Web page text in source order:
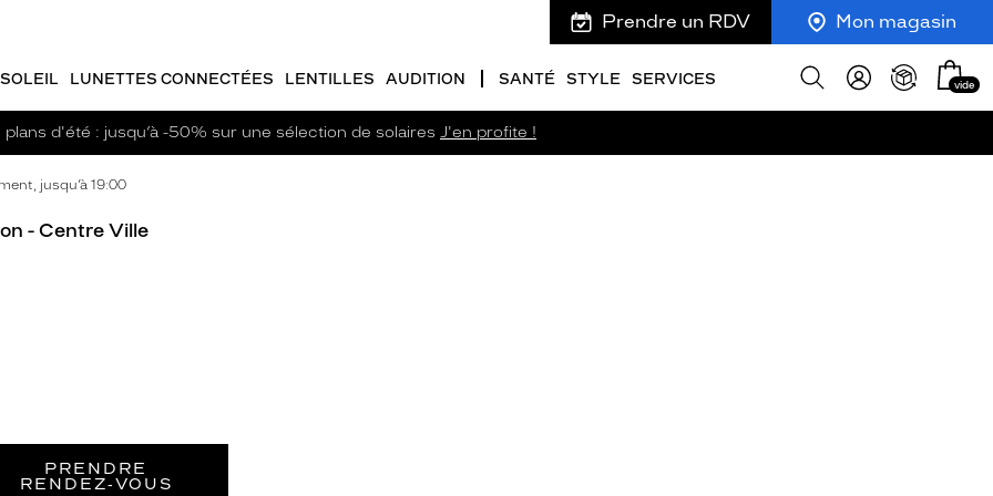
Prendre un RDV Mon magasin
LUNETTES CONNECTÉES LENTILLES AUDITION SANTÉ STYLE SERVICES
Afficher
Mon
panier
vide
plans d'été : jusqu’à -50% sur une sélection de solaires J'en profite !
jusqu’à 19:00
- Centre Ville
PRENDRE
RENDEZ‑VOUS